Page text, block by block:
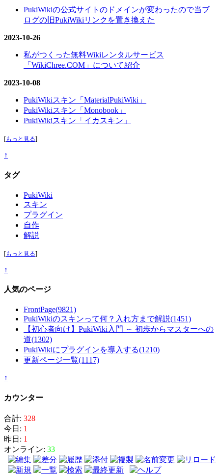
PukiWikiの公式サイトのドメインが変わったので当ブ
ログの旧PukiWikiリンクを置き換えた
2023-10-26
私がつくった無料Wikiレンタルサービス
「WikiChree.COM」について紹介
2023-10-08
PukiWikiスキン「MaterialPukiWiki」
PukiWikiスキン「Monobook」
PukiWikiスキン「イカスキン」
[もっと見る]
↑
タグ
PukiWiki
スキン
プラグイン
自作
解説
[もっと見る]
↑
人気のページ
FrontPage(9821)
PukiWikiのスキンって何？入れ方まで解説(1451)
【初心者向け】PukiWiki入門 ～ 初歩からマスターへの
道(1302)
PukiWikiにプラグインを導入する(1210)
更新ページ一覧(1117)
↑
カウンター
合計: 328
今日: 1
昨日: 1
オンライン: 33